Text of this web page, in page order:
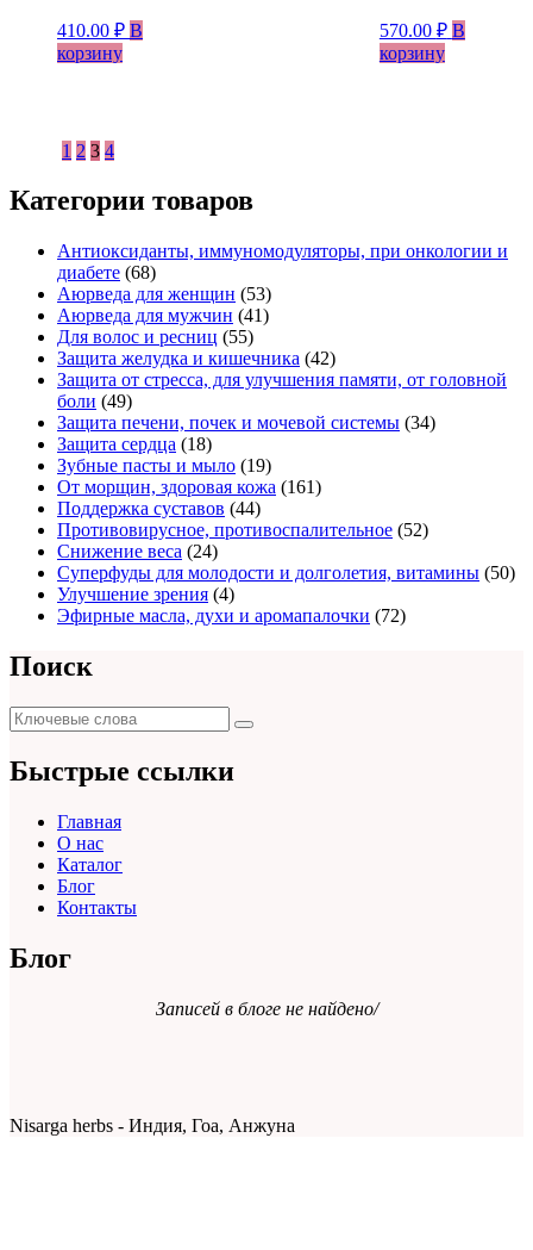
410.00 ₽ В
корзину
570.00 ₽ В
корзину
1 2 3 4
Категории товаров
Антиоксиданты, иммуномодуляторы, при онкологии и
диабете (68)
Аюрведа для женщин (53)
Аюрведа для мужчин (41)
Для волос и ресниц (55)
Защита желудка и кишечника (42)
Защита от стресса, для улучшения памяти, от головной
боли (49)
Защита печени, почек и мочевой системы (34)
Защита сердца (18)
Зубные пасты и мыло (19)
От морщин, здоровая кожа (161)
Поддержка суставов (44)
Противовирусное, противоспалительное (52)
Снижение веса (24)
Суперфуды для молодости и долголетия, витамины (50)
Улучшение зрения (4)
Эфирные масла, духи и аромапалочки (72)
Поиск
Поиск
для:
Поиск
Быстрые ссылки
Главная
О нас
Каталог
Блог
Контакты
Блог
Записей в блоге не найдено/
Nisarga herbs - Индия, Гоа, Анжуна